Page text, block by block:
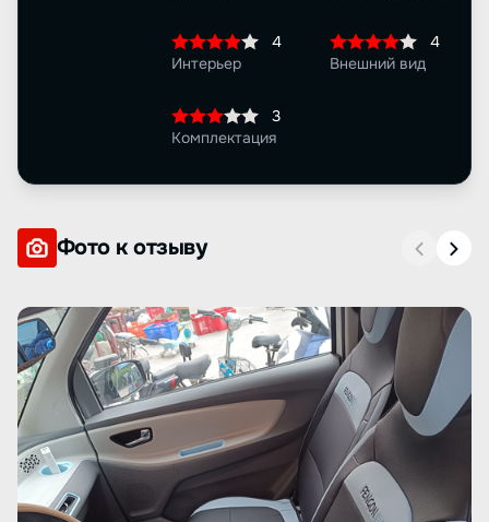
4
Интерьер
4
Внешний вид
3
Комплектация
Фото к отзыву